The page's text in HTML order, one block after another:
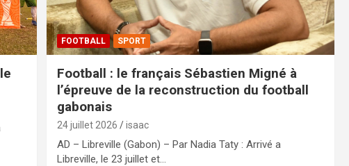
FOOTBALL SPORT
Football : le français Sébastien Migné à
l’épreuve de la reconstruction du football
gabonais
24 juillet 2026 isaac
AD – Libreville (Gabon) – Par Nadia Taty : Arrivé a
Libreville, le 23 juillet et…